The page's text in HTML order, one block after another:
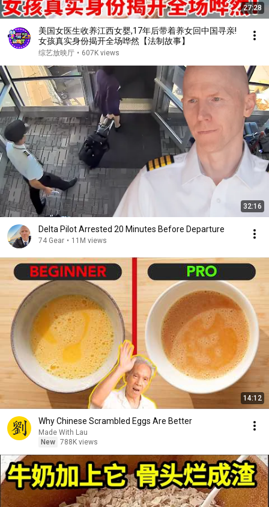
27:28
美国女医生收养江西女婴,17年后带着养女回中国寻亲!
女孩真实身份揭开全场哗然【法制故事】
综艺放映厅 • 607K views
32:16
Delta Pilot Arrested 20 Minutes Before Departure
74 Gear • 11M views
14:12
Why Chinese Scrambled Eggs Are Better
Made With Lau
New 788K views